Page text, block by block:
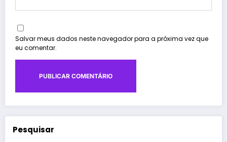
Salvar meus dados neste navegador para a próxima vez que
eu comentar.
Pesquisar